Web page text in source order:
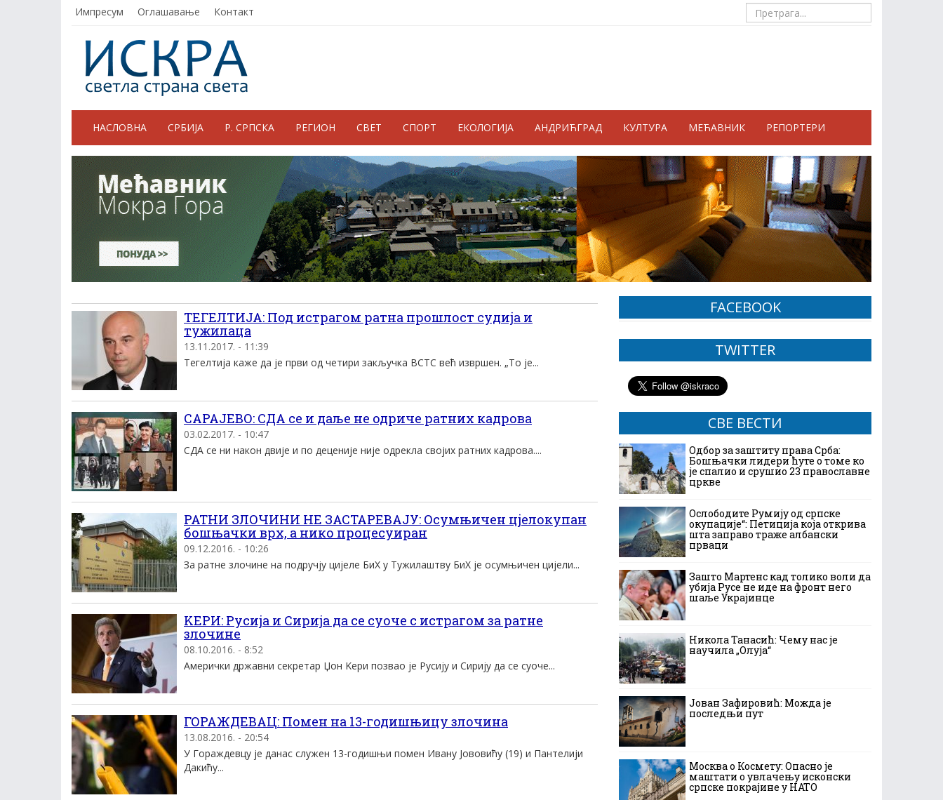
Импресум Оглашавање Контакт
НАСЛОВНА СРБИЈА Р. СРПСКА РЕГИОН СВЕТ СПОРТ ЕКОЛОГИЈА АНДРИЋГРАД КУЛТУРА МЕЋАВНИК РЕПОРТЕРИ
ТЕГЕЛТИЈА: Под истрагом ратна прошлост судија и
тужилаца
13.11.2017. - 11:39
Тегелтија каже да је први од четири закључка ВСТС већ извршен. „То је...
САРАЈЕВО: СДА се и даље не одриче ратних кадрова
03.02.2017. - 10:47
СДА се ни након двије и по деценије није одрекла својих ратних кадрова....
РАТНИ ЗЛОЧИНИ НЕ ЗАСТАРЕВАЈУ: Осумњичен цјелокупан
бошњачки врх, а нико процесуиран
09.12.2016. - 10:26
За ратне злочине на подручју цијеле БиХ у Тужилаштву БиХ је осумњичен цијели...
KЕРИ: Русиjа и Сириjа да се суоче с истрагом за ратне
злочине
08.10.2016. - 8:52
Aмерички државни секретар Џон Kери позвао jе Русиjу и Сириjу да се суоче...
ГОРАЖДЕВАЦ: Помен на 13-годишњицу злочина
13.08.2016. - 20:54
У Гораждевцу jе данас служен 13-годишњи помен Ивану Jововићу (19) и Пантелиjи
Дакићу...
FACEBOOK
TWITTER
СВЕ ВЕСТИ
Одбор за заштиту права Срба:
Бошњачки лидери ћуте о томе ко
је спалио и срушио 23 православне
цркве
Ослободите Румију од српске
окупације“: Петиција која открива
шта заправо траже албански
прваци
Зашто Мартенс кад толико воли да
убија Русе не иде на фронт него
шаље Украјинце
Никола Танасић: Чему нас је
научила „Олуја“
Јован Зафировић: Можда је
последњи пут
Москва о Космету: Опасно је
маштати о увлачењу исконски
српске покрајине у НАТО